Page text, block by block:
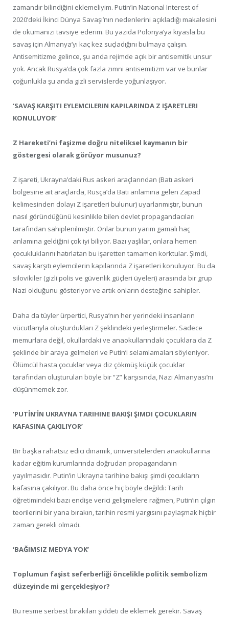
zamandır bilindiğini eklemeliyim. Putin’in National Interest of
2020’deki İkinci Dünya Savaşı’nın nedenlerini açıkladığı makalesini
de okumanızı tavsiye ederim. Bu yazıda Polonya’ya kıyasla bu
savaş için Almanya’yı kaç kez suçladığını bulmaya çalışın.
Antisemitizme gelince, şu anda rejimde açık bir antisemitik unsur
yok. Ancak Rusya’da çok fazla zımni antisemitizm var ve bunlar
çoğunlukla şu anda gizli servislerde yoğunlaşıyor.
‘SAVAŞ KARŞITI EYLEMCILERIN KAPILARINDA Z IŞARETLERI
KONULUYOR’
Z Hareketi’ni faşizme doğru niteliksel kaymanın bir
göstergesi olarak görüyor musunuz?
Z işareti, Ukrayna’daki Rus askeri araçlarından (Batı askeri
bölgesine ait araçlarda, Rusça’da Batı anlamına gelen Zapad
kelimesinden dolayı Z işaretleri bulunur) uyarlanmıştır, bunun
nasıl göründüğünü kesinlikle bilen devlet propagandacıları
tarafından sahiplenilmiştir. Onlar bunun yarım gamalı haç
anlamına geldiğini çok iyi biliyor. Bazı yaşlılar, onlara hemen
çocukluklarını hatırlatan bu işaretten tamamen korktular. Şimdi,
savaş karşıtı eylemcilerin kapılarında Z işaretleri konuluyor. Bu da
silovikiler (gizli polis ve güvenlik güçleri üyeleri) arasında bir grup
Nazi olduğunu gösteriyor ve artık onların desteğine sahipler.
Daha da tüyler ürpertici, Rusya’nın her yerindeki insanların
vücutlarıyla oluşturdukları Z şeklindeki yerleştirmeler. Sadece
memurlara değil, okullardaki ve anaokullarındaki çocuklara da Z
şeklinde bir araya gelmeleri ve Putin’i selamlamaları söyleniyor.
Ölümcül hasta çocuklar veya diz çökmüş küçük çocuklar
tarafından oluşturulan böyle bir “Z” karşısında, Nazi Almanyası’nı
düşünmemek zor.
‘PUTİN’İN UKRAYNA TARIHINE BAKIŞI ŞIMDI ÇOCUKLARIN
KAFASINA ÇAKILIYOR’
Bir başka rahatsız edici dinamik, üniversitelerden anaokullarına
kadar eğitim kurumlarında doğrudan propagandanın
yayılmasıdır. Putin’in Ukrayna tarihine bakışı şimdi çocukların
kafasına çakılıyor. Bu daha önce hiç böyle değildi: Tarih
öğretimindeki bazı endişe verici gelişmelere rağmen, Putin’in çılgın
teorilerini bir yana bırakın, tarihin resmi yargısını paylaşmak hiçbir
zaman gerekli olmadı.
‘BAĞIMSIZ MEDYA YOK’
Toplumun faşist seferberliği öncelikle politik sembolizm
düzeyinde mi gerçekleşiyor?
Bu resme serbest bırakılan şiddeti de eklemek gerekir. Savaş